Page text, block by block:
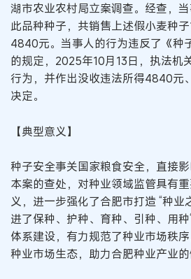
湖市农业农村局立案调查。经查，
此品种种子，共销售上述假小麦种
4840元。当事人的行为违反了《种
的规定，2025年10月13日，执法机
行为，并作出没收违法所得4840元
决定。
【典型意义】
种子安全事关国家粮食安全，直接影
本案的查处，对种业领域监管具有
义，进一步强化了合肥市打造 “种业
进了保种、护种、育种、引种、用
体系建设，有力规范了种业市场秩
种业市场生态，助力合肥种业产业的